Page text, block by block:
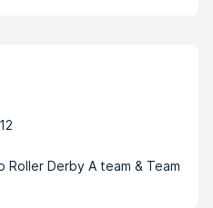
Roller Derby A team & Team